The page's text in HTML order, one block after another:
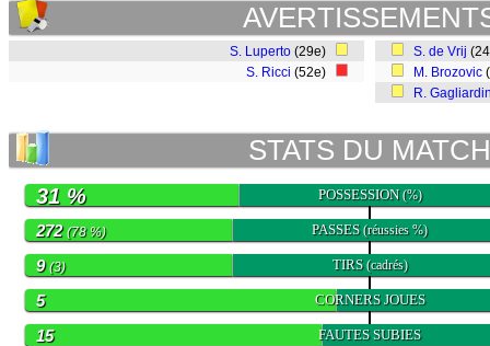
S. Luperto (29e)
S. Ricci (52e)
S. de Vrij
M. Brozovic
R.
STATS DU MATCH
POSSESSION(%)
31 %
PASSES(réussies %)
272(78 %)
TIRS(cadrés)
9(3)
CORNERS JOUES
5
FAUTES SUBIES
15